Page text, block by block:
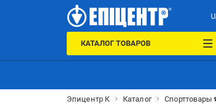
КАТАЛОГ ТОВАРОВ
Эпицентр К Каталог Спорттовары